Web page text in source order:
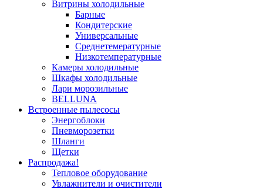
Витрины холодильные
Барные
Кондитерские
Универсальные
Среднетемературные
Низкотемпературные
Камеры холодильные
Шкафы холодильные
Лари морозильные
BELLUNA
Встроенные пылесосы
Энергоблоки
Пневморозетки
Шланги
Щетки
Распродажа!
Тепловое оборудование
Увлажнители и очистители